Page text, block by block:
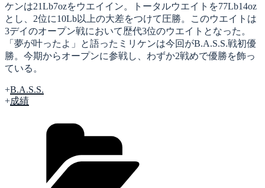
ケンは21Lb7ozをウエイイン。トータルウエイトを77Lb14oz
とし、2位に10Lb以上の大差をつけて圧勝。このウエイトは
3デイのオープン戦において歴代3位のウエイトとなった。
「夢が叶ったよ」と語ったミリケンは今回がB.A.S.S.戦初優
勝。今期からオープンに参戦し、わずか2戦めで優勝を飾っ
ている。
+B.A.S.S.
+成績